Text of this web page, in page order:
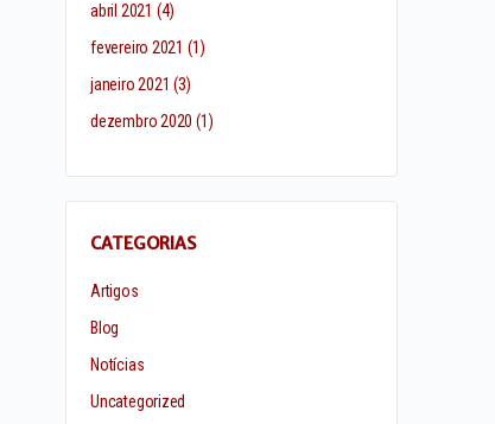
abril 2021 (4)
fevereiro 2021 (1)
janeiro 2021 (3)
dezembro 2020 (1)
CATEGORIAS
Artigos
Blog
Notícias
Uncategorized